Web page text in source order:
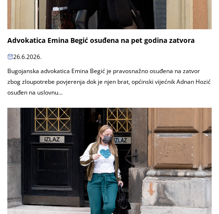
Advokatica Emina Begić osuđena na pet godina zatvora
26.6.2026.
Bugojanska advokatica Emina Begić je pravosnažno osuđena na zatvor
zbog zloupotrebe povjerenja dok je njen brat, općinski vijećnik Adnan Hozić
osuđen na uslovnu...